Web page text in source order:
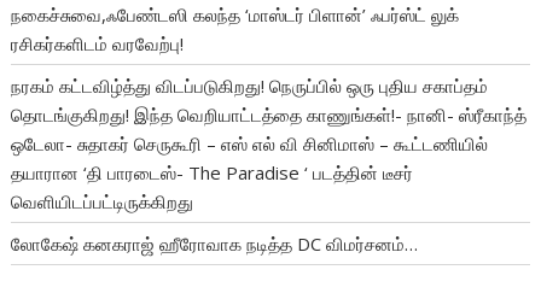
நகைச்சுவை,ஃபேண்டஸி கலந்த ‘மாஸ்டர் பிளான்’ ஃபர்ஸ்ட் லுக்
ரசிகர்களிடம் வரவேற்பு!
நரகம் கட்டவிழ்த்து விடப்படுகிறது! நெருப்பில் ஒரு புதிய சகாப்தம்
தொடங்குகிறது! இந்த வெறியாட்டத்தை காணுங்கள்!- நானி- ஸ்ரீகாந்த்
ஒடேலா- சுதாகர் செருகூரி – எஸ் எல் வி சினிமாஸ் – கூட்டணியில்
தயாரான ‘தி பாரடைஸ்- The Paradise ‘ படத்தின் டீசர்
வெளியிடப்பட்டிருக்கிறது
லோகேஷ் கனகராஜ் ஹீரோவாக நடித்த DC விமர்சனம்…